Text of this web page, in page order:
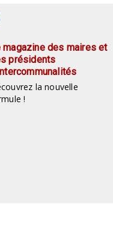
magazine des maires et
présidents
la nouvelle
!